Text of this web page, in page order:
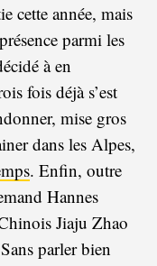
cette année, mais
parmi les
à en
fois déjà s’est
mise gros
dans les Alpes,
. Enfin, outre
Hannes
Jiaju Zhao
parler bien